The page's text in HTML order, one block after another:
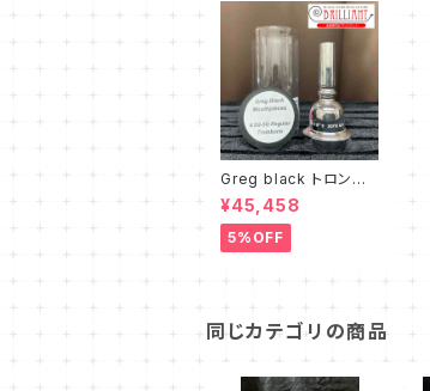
Greg black トロンボ
ーン マウスピース 4.5
G-5G Regular
¥45,458
5%OFF
同じカテゴリの商品